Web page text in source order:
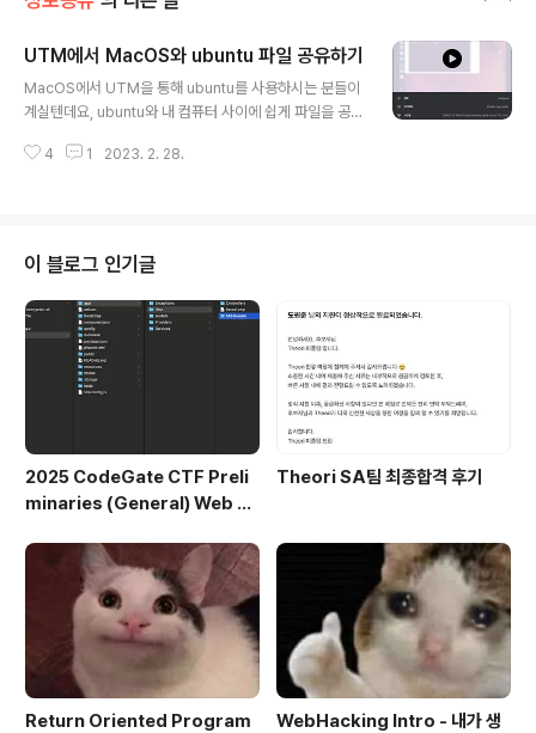
UTM에서 MacOS와 ubuntu 파일 공유하기
MacOS에서 UTM을 통해 ubuntu를 사용하시는 분들이
계실텐데요, ubuntu와 내 컴퓨터 사이에 쉽게 파일을 공유
하시는 분들 많을거라 생각됩니다. 그래서 제가 한 방법을
유 폴더를 설정해줍니다. 그리고 ubuntu를 실행한 뒤 터미
널 창을 열어줍니다. 그리고 해당 명령어들을 차례대로 입
력해줍니다. $ sudo mkdir /media/공유폴더이름 $ su
do mount -t 9p -o trans=virtio share /media/공유
폴더이름 -oversion=9p2000.L..
4 1 2023. 2. 28.
이 블로그 인기글
2025 CodeGate CTF Preli
minaries (General) Web Al
Theori SA팀 최종합격 후기
Return Oriented Program
WebHacking Intro - 내가 생